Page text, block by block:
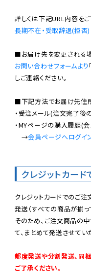
長期不在・受取辞退(拒否
お問い合わせフォームより
しご連絡ください。
■下記方法でお届け先住
・受注メール(注文完了後
・MYページの購入履歴(
→会員ページへログイ
クレジットカー
クレジットカードでのご
発送（すべての商品が揃っ
そのため、ご注文商品の
て、まとめて発送させてい
都度発送や分割発送、同
ご了承ください。